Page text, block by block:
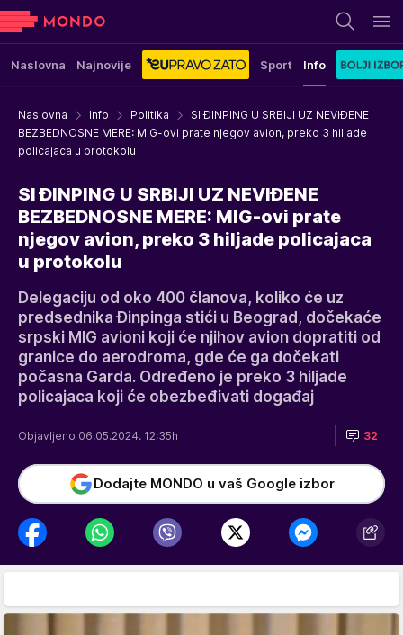
Naslovna Najnovije Sport Info
Naslovna Info Politika
SI ĐINPING U SRBIJI UZ NEVIĐENE
BEZBEDNOSNE MERE: MIG-ovi prate njegov avion, preko 3 hiljade
policajaca u protokolu
SI ĐINPING U SRBIJI UZ NEVIĐENE
BEZBEDNOSNE MERE: MIG-ovi prate
njegov avion, preko 3 hiljade policajaca
u protokolu
Delegaciju od oko 400 članova, koliko će uz
predsednika Đinpinga stići u Beograd, dočekaće
srpski MIG avioni koji će njihov avion dopratiti od
granice do aerodroma, gde će ga dočekati
počasna Garda. Određeno je preko 3 hiljade
policajaca koji će obezbeđivati događaj
Objavljeno 06.05.2024. 12:35h 32
Dodajte MONDO u vaš Google izbor